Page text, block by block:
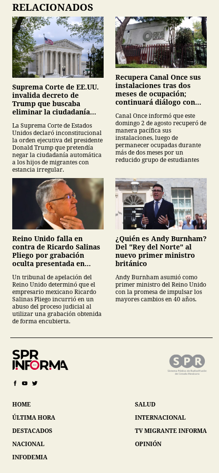
RELACIONADOS
Suprema Corte de EE.UU.
invalida decreto de
Trump que buscaba
eliminar la ciudadanía
La Suprema Corte de Estados
Unidos declaró inconstitucional
la orden ejecutiva del presidente
Donald Trump que pretendía
negar la ciudadanía automática
a los hijos de migrantes con
estancia irregular.
Recupera Canal Once sus
instalaciones tras dos
meses de ocupación;
continuará diálogo con
Canal Once informó que este
domingo 2 de agosto recuperó de
manera pacífica sus
instalaciones, luego de
permanecer ocupadas durante
más de dos meses por un
reducido grupo de estudiantes
Reino Unido falla en
contra de Ricardo Salinas
Pliego por grabación
oculta presentada en
Un tribunal de apelación del
Reino Unido determinó que el
empresario mexicano Ricardo
Salinas Pliego incurrió en un
abuso del proceso judicial al
utilizar una grabación obtenida
de forma encubierta.
¿Quién es Andy Burnham?
Del "Rey del Norte" al
nuevo primer ministro
británico
Andy Burnham asumió como
primer ministro del Reino Unido
con la promesa de impulsar los
mayores cambios en 40 años.
HOME
ÚLTIMA HORA
DESTACADOS
NACIONAL
INFODEMIA
SALUD
INTERNACIONAL
TV MIGRANTE INFORMA
OPINIÓN